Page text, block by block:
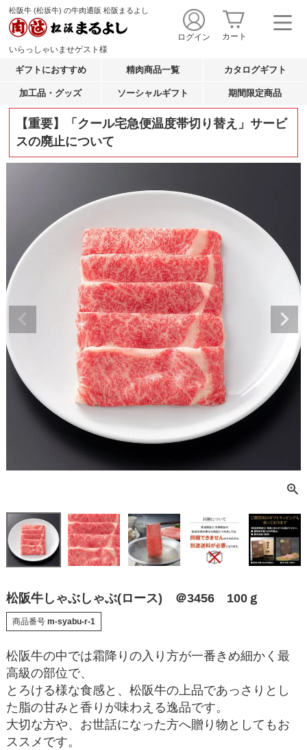
松阪牛 (松坂牛) の牛肉通販 松阪まるよし
いらっしゃいませゲスト様
ログイン カート
ギフトにおすすめ 精肉商品一覧 カタログギフト
加工品・グッズ ソーシャルギフト 期間限定商品
【重要】「クール宅急便温度帯切り替え」サービ
スの廃止について
松阪牛しゃぶしゃぶ(ロース) ＠3456 100ｇ
商品番号 m-syabu-r-1
松阪牛の中では霜降りの入り方が一番きめ細かく最
高級の部位で、
とろける様な食感と、松阪牛の上品であっさりとし
た脂の甘みと香りが味わえる逸品です。
大切な方や、お世話になった方へ贈り物としてもお
ススメです。